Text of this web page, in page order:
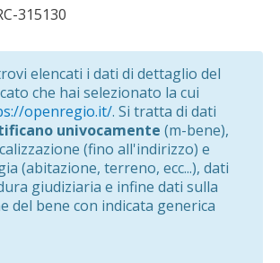
315130
elencati i dati di dettaglio del
che hai selezionato la cui
openregio.it/. Si tratta di dati
univocamente (m-bene),
(fino all'indirizzo) e
(abitazione, terreno, ecc...), dati
giudiziaria e infine dati sulla
del bene con indicata generica